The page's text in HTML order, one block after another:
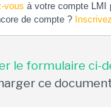
vous à votre compte LMI
de compte ?
le formulaire ci-
ce